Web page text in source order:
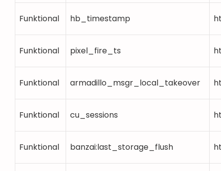
Funktional hb_timestamp
Funktional pixel_fire_ts
Funktional armadillo_msgr_local_takeover
Funktional cu_sessions
Funktional banzai:last_storage_flush